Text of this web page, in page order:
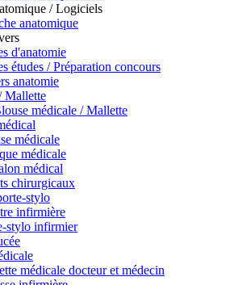
/ Logiciels
anatomique
d'anatomie
études / Préparation concours
anatomie
Mallette
médicale / Mallette
médicale
médicale
médical
chirurgicaux
stylo
infirmière
stylo infirmier
médicale docteur et médecin